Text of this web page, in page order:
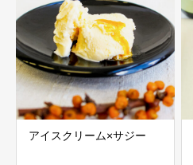
アイスクリーム×サジー